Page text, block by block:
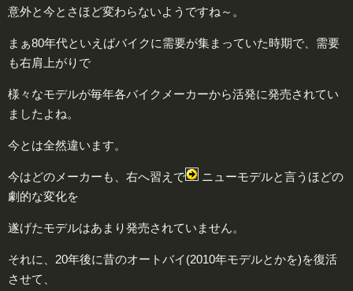
意外と今とさほど変わらないようですね～。
まぁ80年代といえばバイクに需要が集まっていた時期で、需要
も右肩上がりで
様々なモデルが毎年各バイクメーカーから活発に発売されてい
ましたよね。
今とは全然違います。
今はどのメーカーも、右へ習えで
ニューモデルと言うほどの
劇的な変化を
遂げたモデルはあまり発売されていません。
それに、20年後に昔のオートバイ(2010年モデルとかを)を復活
させて、